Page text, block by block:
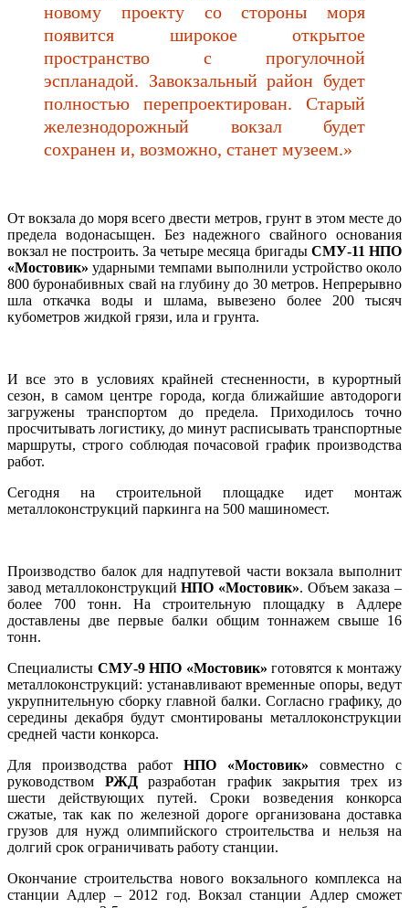
новому проекту со стороны моря
появится широкое открытое
пространство с прогулочной
эспланадой. Завокзальный район будет
полностью перепроектирован. Старый
железнодорожный вокзал будет
сохранен и, возможно, станет музеем.»
От вокзала до моря всего двести метров, грунт в этом месте до
предела водонасыщен. Без надежного свайного основания
вокзал не построить. За четыре месяца бригады СМУ-11 НПО
«Мостовик» ударными темпами выполнили устройство около
800 буронабивных свай на глубину до 30 метров. Непрерывно
шла откачка воды и шлама, вывезено более 200 тысяч
кубометров жидкой грязи, ила и грунта.
И все это в условиях крайней стесненности, в курортный
сезон, в самом центре города, когда ближайшие автодороги
загружены транспортом до предела. Приходилось точно
просчитывать логистику, до минут расписывать транспортные
маршруты, строго соблюдая почасовой график производства
работ.
Сегодня на строительной площадке идет монтаж
металлоконструкций паркинга на 500 машиномест.
Производство балок для надпутевой части вокзала выполнит
завод металлоконструкцийНПО «Мостовик». Объем заказа –
более 700 тонн. На строительную площадку в Адлере
доставлены две первые балки общим тоннажем свыше 16
тонн.
Специалисты СМУ-9 НПО «Мостовик» готовятся к монтажу
металлоконструкций: устанавливают временные опоры, ведут
укрупнительную сборку главной балки. Согласно графику, до
середины декабря будут смонтированы металлоконструкции
средней части конкорса.
Для производства работ НПО «Мостовик» совместно с
руководством РЖДразработан график закрытия трех из
шести действующих путей. Сроки возведения конкорса
сжатые, так как по железной дороге организована доставка
грузов для нужд олимпийского строительства и нельзя на
долгий срок ограничивать работу станции.
Окончание строительства нового вокзального комплекса на
станции Адлер – 2012 год. Вокзал станции Адлер сможет